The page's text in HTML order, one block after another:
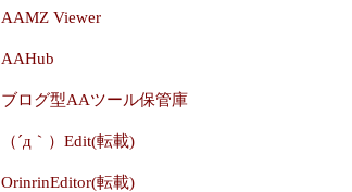
AAMZ Viewer
AAHub
ブログ型AAツール保管庫
（´д｀）Edit(転載)
OrinrinEditor(転載)